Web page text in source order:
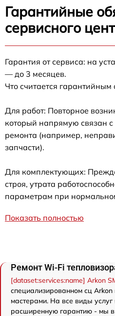
Гарантийные
сервисного
Гарантия от сервиса: на
— до 3 месяцев.
Что считается гарантийным
Для работ: Повторное
который напрямую связан
ремонта (например,
запчасти).
Для комплектующих:
строя, утрата
параметрам при
Показать полностью
Ремонт Wi-Fi
[dataset:services:name] Arkon
специализированном сц
мастерами. На все виды услуг
расширенную гарантию - мы в